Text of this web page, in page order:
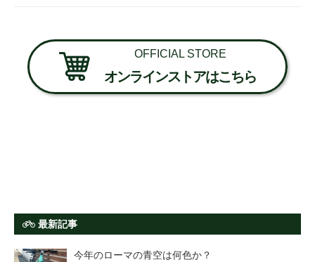
OFFICIAL STORE
オンラインストアはこちら
最新記事
今年のローマの青空は何色か？